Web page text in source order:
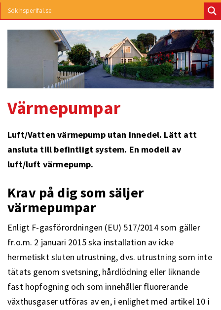
Värmepumpar
Luft/Vatten värmepump utan innedel. Lätt att
ansluta till befintligt system. En modell av
luft/luft värmepump.
Krav på dig som säljer
värmepumpar
Enligt F-gasförordningen (EU) 517/2014 som gäller
fr.o.m. 2 januari 2015 ska installation av icke
hermetiskt sluten utrustning, dvs. utrustning som inte
tätats genom svetsning, hårdlödning eller liknande
fast hopfogning och som innehåller fluorerande
växthusgaser utföras av en, i enlighet med artikel 10 i